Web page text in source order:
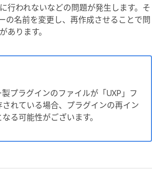
行われないなどの問題が発生します。そ
の名前を変更し、再作成させることで問
あります。
プラグインのファイルが「UXP」フ
れている場合、プラグインの再イン
る可能性がございます。